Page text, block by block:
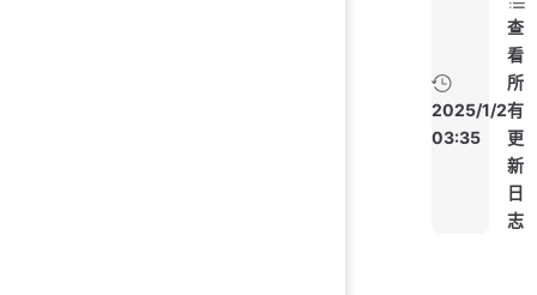
2025/1/2
03:35
查
看
所
有
更
新
日
志